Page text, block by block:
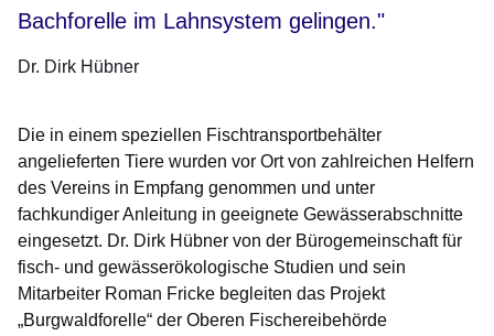
Bachforelle im Lahnsystem gelingen."
Dr. Dirk Hübner
Die in einem speziellen Fischtransportbehälter
angelieferten Tiere wurden vor Ort von zahlreichen Helfern
des Vereins in Empfang genommen und unter
fachkundiger Anleitung in geeignete Gewässerabschnitte
eingesetzt. Dr. Dirk Hübner von der Bürogemeinschaft für
fisch- und gewässerökologische Studien und sein
Mitarbeiter Roman Fricke begleiten das Projekt
„Burgwaldforelle“ der Oberen Fischereibehörde